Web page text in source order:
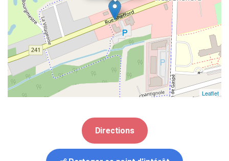
Leaflet
Directions